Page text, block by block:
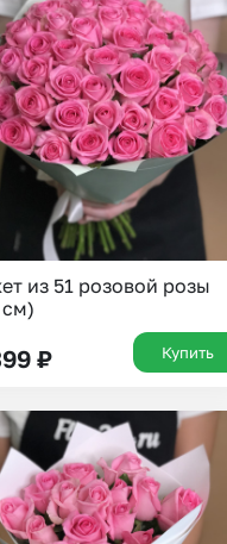
из 51 розовой розы
₽ Купить